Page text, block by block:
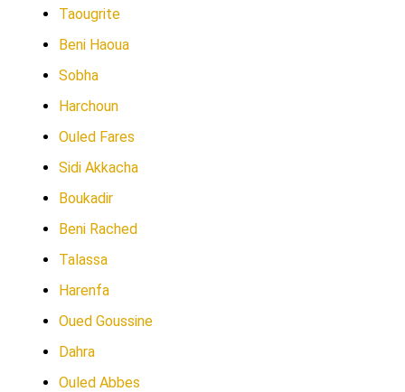
Taougrite
Beni Haoua
Sobha
Harchoun
Ouled Fares
Sidi Akkacha
Boukadir
Beni Rached
Talassa
Harenfa
Oued Goussine
Dahra
Ouled Abbes